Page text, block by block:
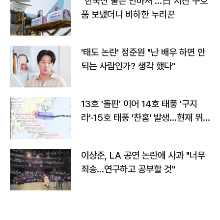
품 보냈더니 비하한 누리꾼
'태도 논란' 정준원 "난 배우 하면 안
되는 사람인가? 생각 했다"
13호 '돌핀' 이어 14호 태풍 '구지
라'·15호 태풍 '찬홈' 발생…현재 위
이상준, LA 공연 논란에 사과 "너무
죄송…연구하고 공부할 것"